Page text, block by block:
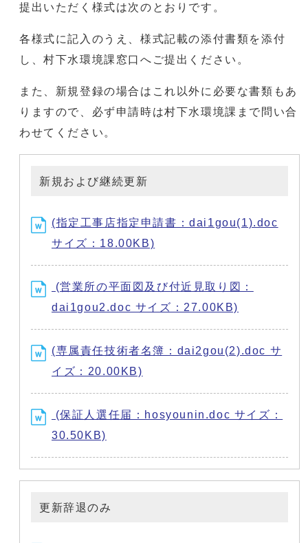
提出いただく様式は次のとおりです。
各様式に記入のうえ、様式記載の添付書類を添付
し、村下水環境課窓口へご提出ください。
また、新規登録の場合はこれ以外に必要な書類もあ
りますので、必ず申請時は村下水環境課まで問い合
わせてください。
新規および継続更新
(指定工事店指定申請書：dai1gou(1).doc
サイズ：18.00KB)
(営業所の平面図及び付近見取り図：
dai1gou2.doc サイズ：27.00KB)
(専属責任技術者名簿：dai2gou(2).doc サ
イズ：20.00KB)
(保証人選任届：hosyounin.doc サイズ：
30.50KB)
更新辞退のみ